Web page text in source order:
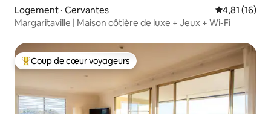
Logement · Cervantes Note
4,81 (16)
Margaritaville | Maison côtière de luxe + Jeux + Wi-Fi
Coup de cœur voyageurs parmi les plus aimés
Coup de cœur voyageurs